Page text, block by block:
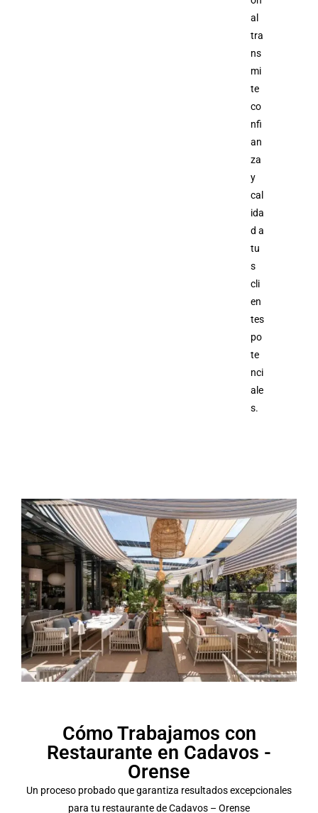
al
tra
ns
mi
te
co
nfi
an
za
y
cal
ida
d a
tu
s
cli
en
tes
po
te
nci
ale
s.
Cómo Trabajamos con
Restaurante en Cadavos -
Orense
Un proceso probado que garantiza resultados excepcionales
para tu restaurante de Cadavos – Orense